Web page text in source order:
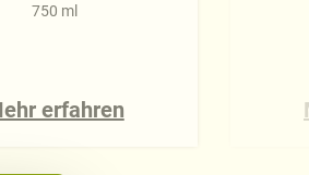
750 ml
erfahren